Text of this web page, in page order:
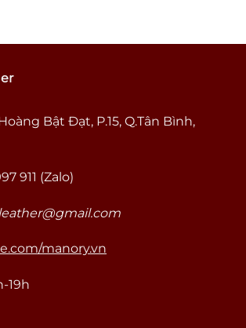
Bật Đạt, P.15, Q.Tân Bình,
911 (Zalo)
manory.vn
19h